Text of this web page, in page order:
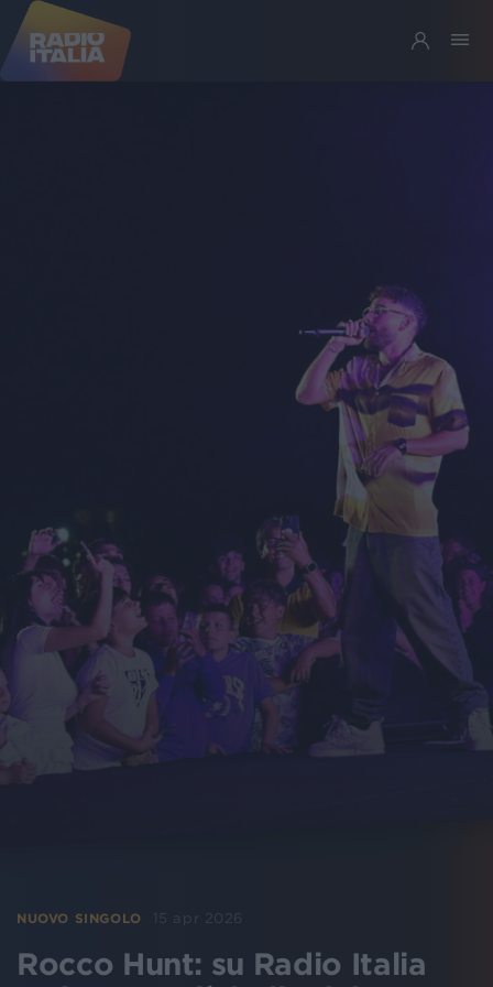
NUOVO SINGOLO 15 apr 2026
Rocco Hunt: su Radio Italia